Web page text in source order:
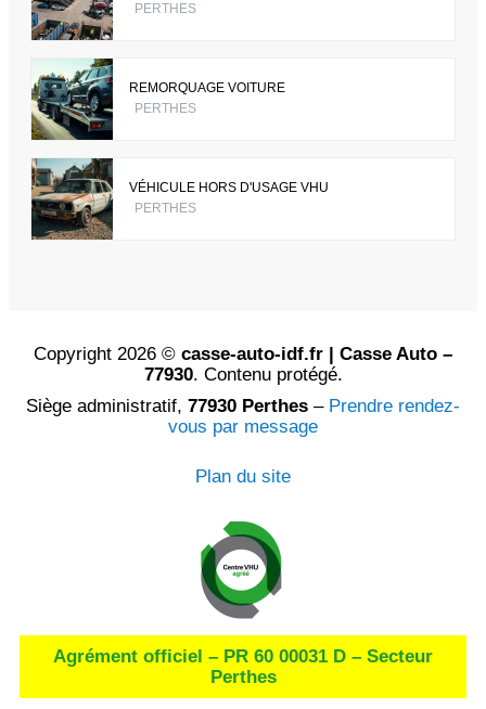
PERTHES
REMORQUAGE VOITURE
PERTHES
VÉHICULE HORS D'USAGE VHU
PERTHES
Copyright 2026 © casse-auto-idf.fr | Casse Auto –
77930. Contenu protégé.
Siège administratif, 77930 Perthes – Prendre rendez-
vous par message
Plan du site
Agrément officiel – PR 60 00031 D – Secteur
Perthes